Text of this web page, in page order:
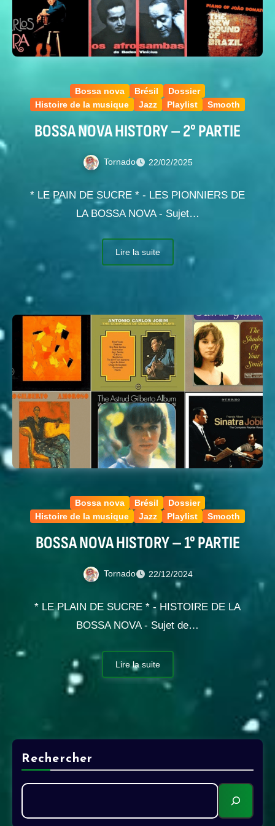
Bossa nova Brésil
Dossier
Histoire de la musique
Jazz Playlist Smooth
BOSSA NOVA HISTORY – 2° PARTIE
Tornado 22/02/2025
* LE PAIN DE SUCRE * - LES PIONNIERS DE
LA BOSSA NOVA - Sujet…
Lire la suite
Bossa nova Brésil
Dossier
Histoire de la musique
Jazz Playlist Smooth
BOSSA NOVA HISTORY – 1° PARTIE
Tornado 22/12/2024
* LE PLAIN DE SUCRE * - HISTOIRE DE LA
BOSSA NOVA - Sujet de…
Lire la suite
Rechercher